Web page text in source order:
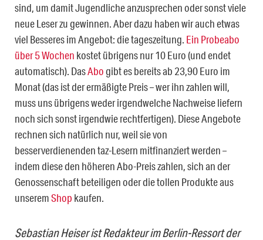
sind, um damit Jugendliche anzusprechen oder sonst viele
neue Leser zu gewinnen. Aber dazu haben wir auch etwas
viel Besseres im Angebot: die tageszeitung. Ein Probeabo
über 5 Wochen kostet übrigens nur 10 Euro (und endet
automatisch). DasAbogibt es bereits ab 23,90 Euro im
Monat (das ist der ermäßigte Preis – wer ihn zahlen will,
muss uns übrigens weder irgendwelche Nachweise liefern
noch sich sonst irgendwie rechtfertigen). Diese Angebote
rechnen sich natürlich nur, weil sie von
besserverdienenden taz-Lesern mitfinanziert werden –
indem diese den höheren Abo-Preis zahlen, sich an der
Genossenschaft beteiligen oder die tollen Produkte aus
unseremShop kaufen.
Sebastian Heiser ist Redakteur im Berlin-Ressort der